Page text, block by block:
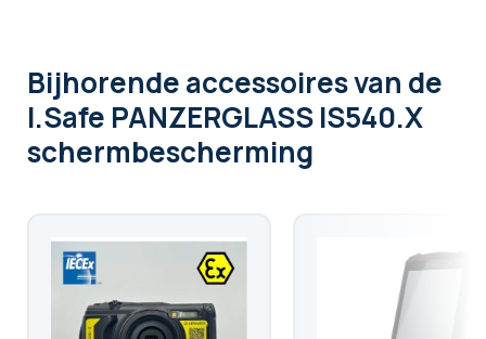
Bijhorende accessoiresvan de
I.Safe PANZERGLASS IS540.X
schermbescherming